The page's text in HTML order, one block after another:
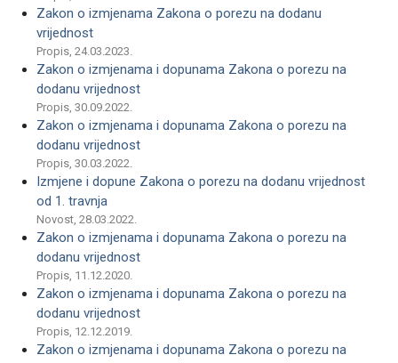
Zakon o izmjenama Zakona o porezu na dodanu
vrijednost
Propis, 24.03.2023.
Zakon o izmjenama i dopunama Zakona o porezu na
dodanu vrijednost
Propis, 30.09.2022.
Zakon o izmjenama i dopunama Zakona o porezu na
dodanu vrijednost
Propis, 30.03.2022.
Izmjene i dopune Zakona o porezu na dodanu vrijednost
od 1. travnja
Novost, 28.03.2022.
Zakon o izmjenama i dopunama Zakona o porezu na
dodanu vrijednost
Propis, 11.12.2020.
Zakon o izmjenama i dopunama Zakona o porezu na
dodanu vrijednost
Propis, 12.12.2019.
Zakon o izmjenama i dopunama Zakona o porezu na